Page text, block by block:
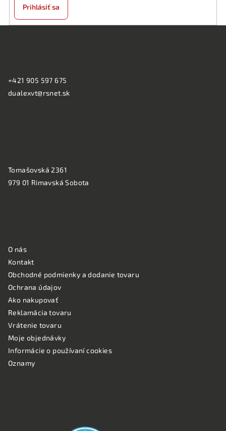
Prihlásiť sa
+421 905 597 675
dualexvt@rsnet.sk
Tomašovská 2361
979 01 Rimavská Sobota
O nás
Kontakt
Obchodné podmienky a dodanie tovaru
Ochrana údajov
Ako nakupovať
Reklamácia tovaru
Vrátenie tovaru
Moje objednávky
Informácie o používaní cookies
Oznamy